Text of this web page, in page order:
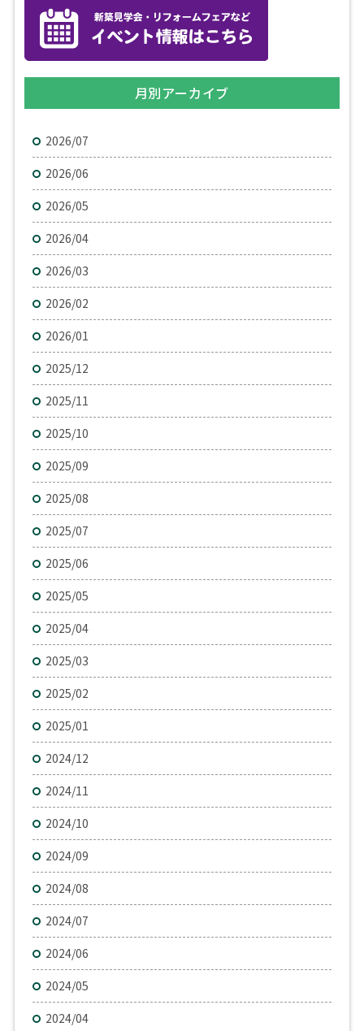
月別アーカイブ
2026/07
2026/06
2026/05
2026/04
2026/03
2026/02
2026/01
2025/12
2025/11
2025/10
2025/09
2025/08
2025/07
2025/06
2025/05
2025/04
2025/03
2025/02
2025/01
2024/12
2024/11
2024/10
2024/09
2024/08
2024/07
2024/06
2024/05
2024/04